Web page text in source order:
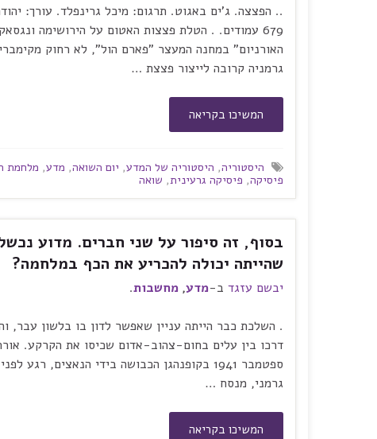
.. הפצצה. ג'ים באגוט. תרגום: מיכל גרינפלד. עורך:
679 עמודים. . הטלת פצצות האטום על הירושימה
האורניום" במחנה המעצר "פארם הול", לא רחוק
גרמניה קרובה לייצור פצצת …
המשיכו בקריאה
היסטוריה, היסטוריה של המדע, יום השואה, מדע, מלחמת
פיסיקה, פיסיקה גרעינית, שואה
בסוף, זה סיפור על שני חברים. מדוע
שהייתה יכולה להכריע את הכף במלחמה?
יבשם עזגד ב-מדע, מחשבות.
. השלכת כבר הייתה עניין שאפשר לדון בו בלשון עבר,
דרכו בין עלים בחום-צהוב-אדום שכיסו את הקרקע.
ספטמבר 1941 בקופנהגן הכבושה בידי הנאצים,
גרמני, מנסח …
המשיכו בקריאה